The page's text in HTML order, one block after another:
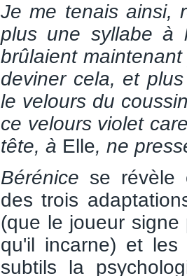
Je me tenais ainsi,
plus une syllabe à
brûlaient
deviner cela, et
le velours du
ce velours violet
tête, à Elle, ne
Bérénice se révèle
des trois
(que le joueur
qu'il incarne) et
subtils la